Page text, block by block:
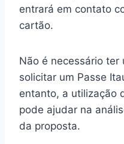
entrará em contato
cartão.
Não é necessário ter
solicitar um Passe
entanto, a utilização
pode ajudar na
da proposta.